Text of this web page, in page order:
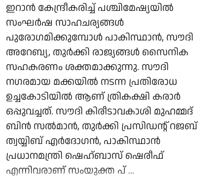
ഇറാന്‍ കേന്ദ്രീകരിച്ച് പശ്ചിമേഷ്യയില്‍
സംഘര്‍ഷ സാഹചര്യങ്ങള്‍
പുരോഗമിക്കുമ്പോള്‍ പാകിസ്ഥാന്‍, സൗദി
അറേബ്യ, തുര്‍ക്കി രാജ്യങ്ങള്‍ സൈനിക
സഹകരണം ശക്തമാക്കുന്നു. സൗദി
നഗരമായ മക്കയില്‍ നടന്ന പ്രതിരോധ
ഉച്ചകോടിയില്‍ ആണ് ത്രികക്ഷി കരാര്‍
ഒപ്പുവച്ചത്. സൗദി കിരീടാവകാശി മുഹമ്മദ്
ബിന്‍ സല്‍മാന്‍, തുര്‍ക്കി പ്രസിഡന്റ് റജബ്
ത്വയ്യിബ് എര്‍ദോഗന്‍, പാകിസ്ഥാന്‍
പ്രധാനമന്ത്രി ഷെഹ്ബാസ് ഷെരീഫ്
എന്നിവരാണ് സംയുക്ത പ് ...